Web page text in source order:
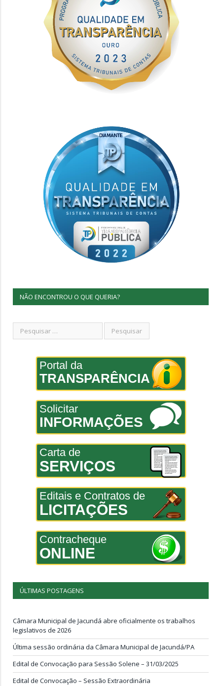
NÃO ENCONTROU O QUE QUERIA?
Portal da
TRANSPARÊNCIA
Solicitar
INFORMAÇÕES
Carta de
SERVIÇOS
Editais e Contratos de
LICITAÇÕES
Contracheque
ONLINE
ÚLTIMAS POSTAGENS
Câmara Municipal de Jacundá abre oficialmente os trabalhos
legislativos de 2026
Última sessão ordinária da Câmara Municipal de Jacundá/PA
Edital de Convocação para Sessão Solene – 31/03/2025
Edital de Convocação – Sessão Extraordinária